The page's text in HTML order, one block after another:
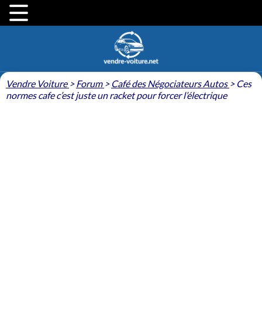
Vendre Voiture > Forum > Café des Négociateurs Autos > Ces
normes cafe c’est juste un racket pour forcer l’électrique